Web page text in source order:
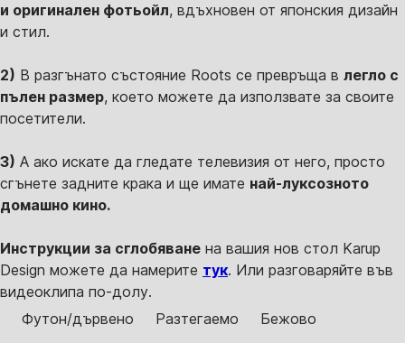
и оригинален фотьойл, вдъхновен от японския дизайн
и стил.
2) В разгънато състояние Roots се превръща в легло с
пълен размер, което можете да използвате за своите
посетители.
3) А ако искате да гледате телевизия от него, просто
сгънете задните крака и ще имате най-луксозното
домашно кино.
Инструкции за сглобяване на вашия нов стол Karup
Design можете да намерите тук. Или разговаряйте във
видеоклипа по-долу.
Футон/дървено
Разтегаемо Бежово